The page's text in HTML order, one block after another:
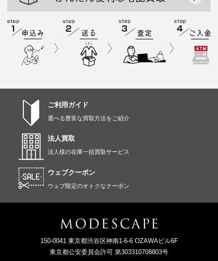
ご利用ガイド
選べる豊富な買取方法をご紹介
法人買取
法人様の在庫一括買取サービス
ウェブクーポン
ウェブ限定のオトクなクーポン
150-0041 東京都渋谷区神南1-6-6 OZAWAビル6F
東京都公安委員会許可 第303310708803号